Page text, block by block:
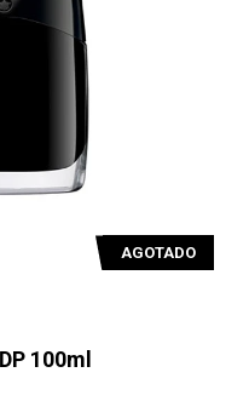
AGOTADO
100ml